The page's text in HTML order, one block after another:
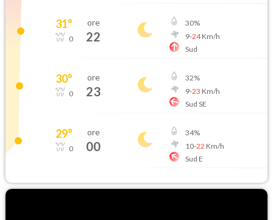
31°
0
ore
22
30%
9-24Km/h
Sud
30°
0
ore
23
32%
9-23 Km/h
Sud SE
29°
0
ore
00
34%
10-22 Km/h
Sud E